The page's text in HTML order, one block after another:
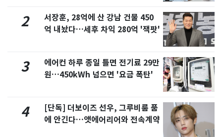
2
서장훈, 28억에 산 강남 건물 450
억 내놨다…세후 차익 280억 '잭팟'
3
에어컨 하루 종일 틀면 전기료 29만
원…450kWh 넘으면 '요금 폭탄'
4
[단독] 더보이즈 선우, 그루비룸 품
에 안긴다…앳에어리어와 전속계약